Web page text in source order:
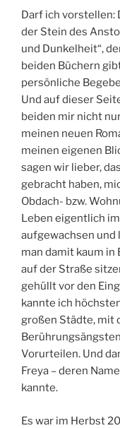
Darf ich vorstellen:
der Stein des
und Dunkelheit“,
beiden Büchern
persönliche
Und auf dieser
beiden mir nicht
meinen neuen
meinen eigenen
sagen wir lieber,
gebracht haben,
Obdach- bzw.
Leben eigentlich
aufgewachsen und
man damit kaum in
auf der Straße
gehüllt vor den
kannte ich
großen Städte, mit
Vorurteilen. Und
Freya – deren
kannte.
Es war im Herbst